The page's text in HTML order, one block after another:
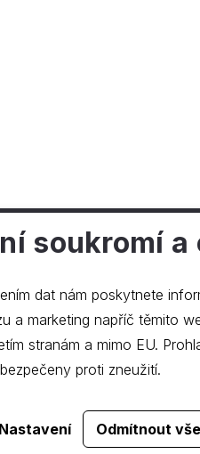
Realizace webu
soukromí a
dat nám poskytnete
napříč těmito webovými
stranám a mimo EU.
proti zneužití.
Nastavení Odmítnout vše